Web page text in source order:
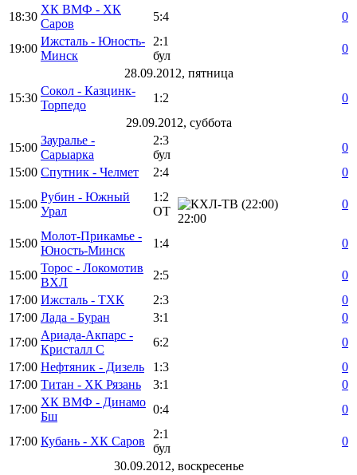
18:30
ХК ВМФ - ХК
Саров
5:4 0
19:00
Ижсталь - Юность-
Минск
2:1
бул
0
28.09.2012, пятница
15:30
Сокол - Казцинк-
Торпедо
1:2
0
29.09.2012, суббота
15:00
Зауралье -
Сарыарка
2:3
бул
0
15:00 Спутник - Челмет 2:4 0
15:00
Рубин - Южный
Урал
1:2
ОТ
22:00
0
15:00
Молот-Прикамье -
Юность-Минск
1:4 0
15:00
Торос - Локомотив
ВХЛ
2:5
0
17:00 Ижсталь - ТХК 2:3
0
17:00 Лада - Буран 3:1
0
17:00
Ариада-Акпарс -
Кристалл С
6:2
0
17:00 Нефтяник - Дизель 1:3
0
17:00 Титан - ХК Рязань 3:1
0
17:00
ХК ВМФ - Динамо
Бш
0:4 0
17:00 Кубань - ХК Саров
2:1
бул
0
30.09.2012, воскресенье